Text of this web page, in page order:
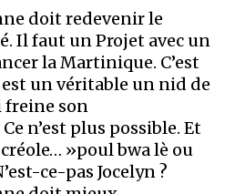
doit redevenir le
Il faut un Projet avec un
la Martinique. C’est
est un véritable un nid de
freine son
n’est plus possible. Et
»poul bwa lè ou
ce-pas Jocelyn ?